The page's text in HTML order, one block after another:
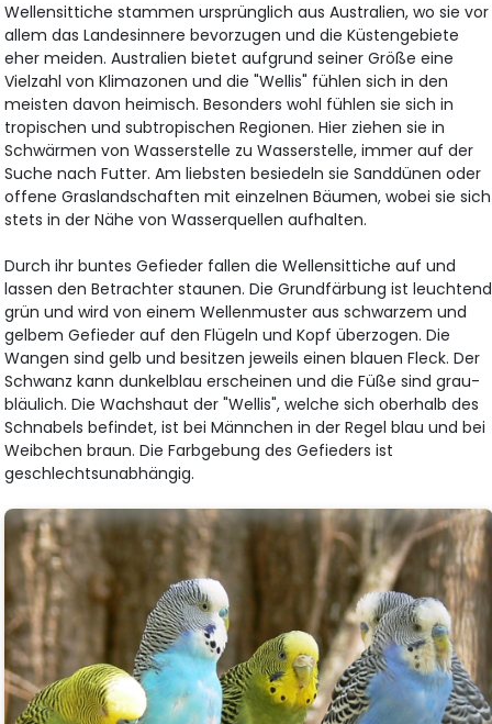
Wellensittiche stammen ursprünglich aus Australien, wo sie vor
allem das Landesinnere bevorzugen und die Küstengebiete
eher meiden. Australien bietet aufgrund seiner Größe eine
Vielzahl von Klimazonen und die "Wellis" fühlen sich in den
meisten davon heimisch. Besonders wohl fühlen sie sich in
tropischen und subtropischen Regionen. Hier ziehen sie in
Schwärmen von Wasserstelle zu Wasserstelle, immer auf der
Suche nach Futter. Am liebsten besiedeln sie Sanddünen oder
offene Graslandschaften mit einzelnen Bäumen, wobei sie sich
stets in der Nähe von Wasserquellen aufhalten.
Durch ihr buntes Gefieder fallen die Wellensittiche auf und
lassen den Betrachter staunen. Die Grundfärbung ist leuchtend
grün und wird von einem Wellenmuster aus schwarzem und
gelbem Gefieder auf den Flügeln und Kopf überzogen. Die
Wangen sind gelb und besitzen jeweils einen blauen Fleck. Der
Schwanz kann dunkelblau erscheinen und die Füße sind grau-
bläulich. Die Wachshaut der "Wellis", welche sich oberhalb des
Schnabels befindet, ist bei Männchen in der Regel blau und bei
Weibchen braun. Die Farbgebung des Gefieders ist
geschlechtsunabhängig.